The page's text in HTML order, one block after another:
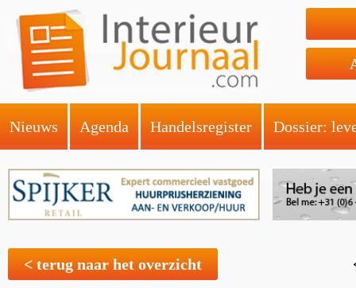
Nieuws Agenda Handelsregister Dossier:
< terug naar het overzicht